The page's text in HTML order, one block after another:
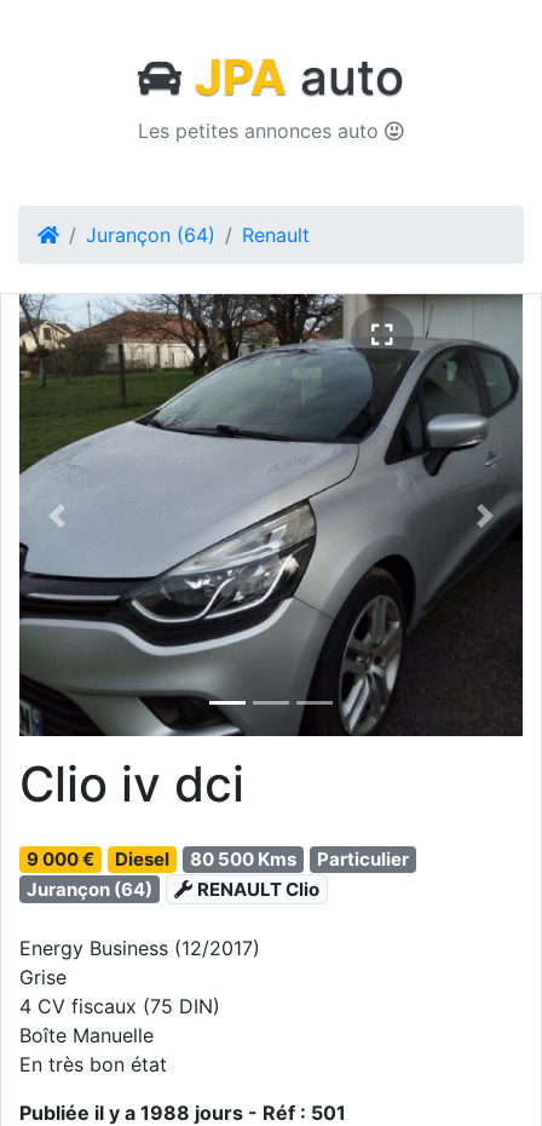
JPA auto
Les petites annonces auto
Jurançon (64) Renault
Previous Next
Clio iv dci
9 000 € Diesel 80 500 Kms
Particulier
Jurançon (64)
RENAULT Clio
Energy Business (12/2017)
Grise
4 CV fiscaux (75 DIN)
Boîte Manuelle
En très bon état
Publiée il y a 1988 jours - Réf : 501